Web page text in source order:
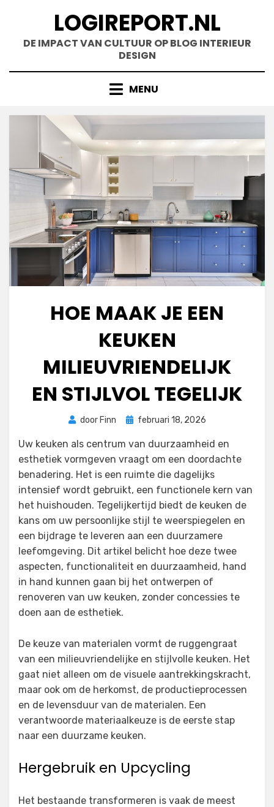
inhoud
LOGIREPORT.NL
DE IMPACT VAN CULTUUR OP BLOG INTERIEUR
DESIGN
MENU
HOE MAAK JE EEN
KEUKEN
MILIEUVRIENDELIJK
EN STIJLVOL TEGELIJK
door Finn
Geplaatst
februari 18, 2026
Uw keuken als centrum van duurzaamheid en
esthetiek vormgeven vraagt om een doordachte
benadering. Het is een ruimte die dagelijks
intensief wordt gebruikt, een functionele kern van
het huishouden. Tegelijkertijd biedt de keuken de
kans om uw persoonlijke stijl te weerspiegelen en
een bijdrage te leveren aan een duurzamere
leefomgeving. Dit artikel belicht hoe deze twee
aspecten, functionaliteit en duurzaamheid, hand
in hand kunnen gaan bij het ontwerpen of
renoveren van uw keuken, zonder concessies te
doen aan de esthetiek.
De keuze van materialen vormt de ruggengraat
van een milieuvriendelijke en stijlvolle keuken. Het
gaat niet alleen om de visuele aantrekkingskracht,
maar ook om de herkomst, de productieprocessen
en de levensduur van de materialen. Een
verantwoorde materiaalkeuze is de eerste stap
naar een duurzame keuken.
Hergebruik en Upcycling
Het bestaande transformeren is vaak de meest